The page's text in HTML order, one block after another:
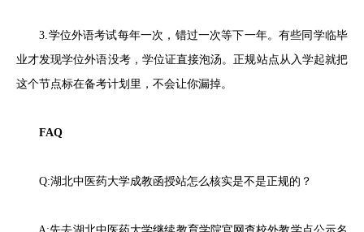
3.学位外语考试每年一次，错过一次等下一年。有些同学临毕
业才发现学位外语没考，学位证直接泡汤。正规站点从入学起就把
这个节点标在备考计划里，不会让你漏掉。
FAQ
Q:湖北中医药大学成教函授站怎么核实是不是正规的？